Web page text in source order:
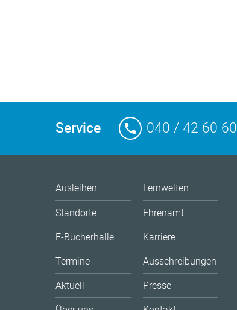
Service 040 / 42 60 60
Ausleihen
Standorte
E-Bücherhalle
Termine
Aktuell
Lernwelten
Ehrenamt
Karriere
Ausschreibungen
Presse